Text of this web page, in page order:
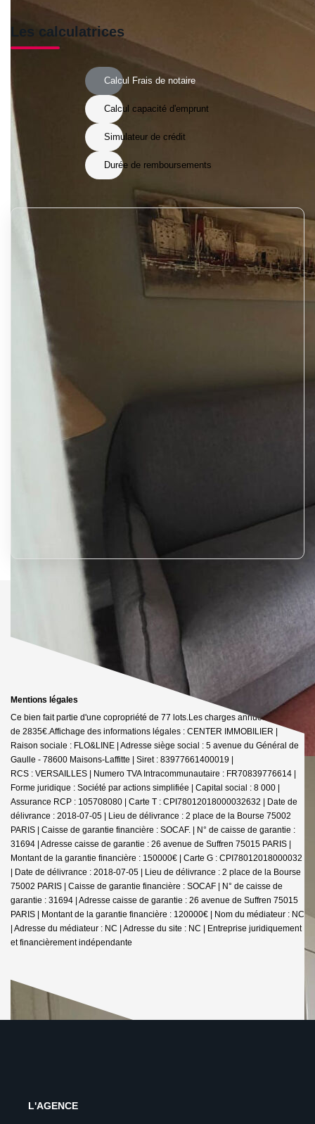
Les calculatrices
Calcul Frais de notaire
Calcul capacité d'emprunt
Simulateur de crédit
Durée de remboursements
Mentions légales
Ce bien fait partie d'une copropriété de 77 lots.Les charges annuelles sont
de 2835€.Affichage des informations légales : CENTER IMMOBILIER |
Raison sociale : FLO&LINE | Adresse siège social : 5 avenue du Général de
Gaulle - 78600 Maisons-Laffitte | Siret : 83977661400019 |
RCS : VERSAILLES | Numero TVA Intracommunautaire : FR70839776614 |
Forme juridique : Société par actions simplifiée | Capital social : 8 000 |
Assurance RCP : 105708080 | Carte T : CPI78012018000032632 | Date de
délivrance : 2018-07-05 | Lieu de délivrance : 2 place de la Bourse 75002
PARIS | Caisse de garantie financière : SOCAF. | N° de caisse de garantie :
31694 | Adresse caisse de garantie : 26 avenue de Suffren 75015 PARIS |
Montant de la garantie financière : 150000€ | Carte G : CPI78012018000032
| Date de délivrance : 2018-07-05 | Lieu de délivrance : 2 place de la Bourse
75002 PARIS | Caisse de garantie financière : SOCAF | N° de caisse de
garantie : 31694 | Adresse caisse de garantie : 26 avenue de Suffren 75015
PARIS | Montant de la garantie financière : 120000€ | Nom du médiateur : NC
| Adresse du médiateur : NC | Adresse du site : NC |
Entreprise juridiquement
et financièrement indépendante
L'AGENCE